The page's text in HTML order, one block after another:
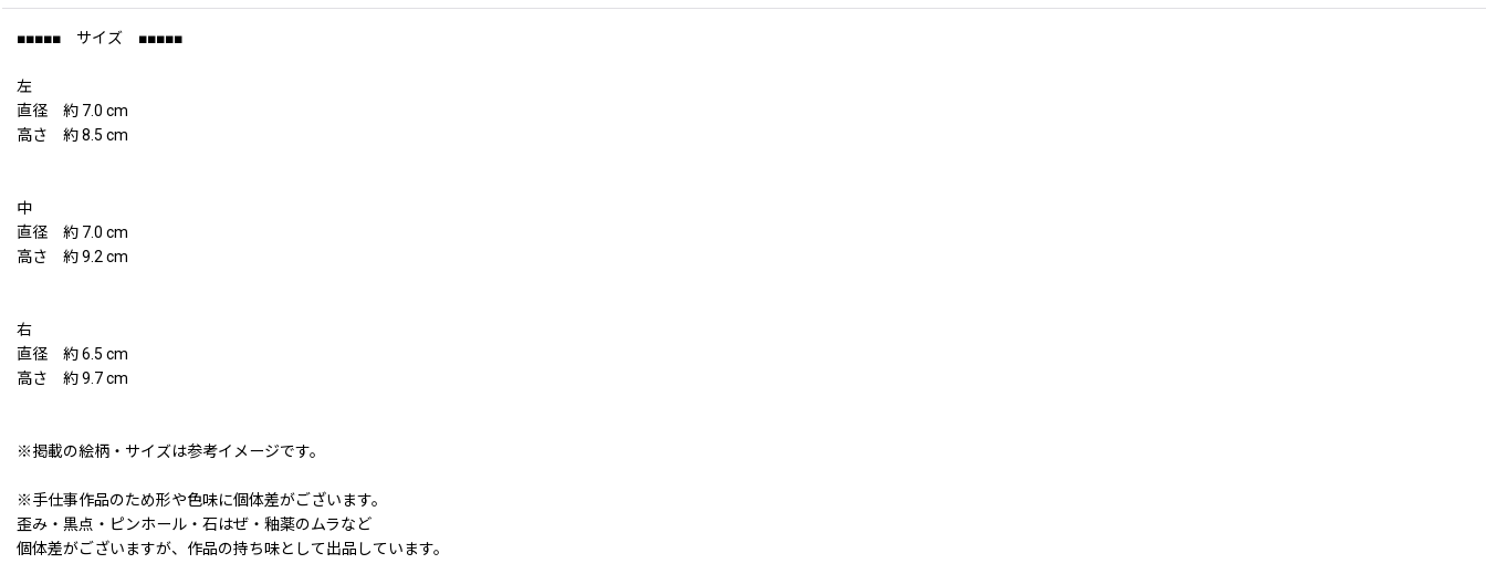
■■■■■ サイズ ■■■■■
左
直径 約 7.0 cm
高さ 約 8.5 cm
中
直径 約 7.0 cm
高さ 約 9.2 cm
右
直径 約 6.5 cm
高さ 約 9.7 cm
※掲載の絵柄・サイズは参考イメージです。
※手仕事作品のため形や色味に個体差がございます。
歪み・黒点・ピンホール・石はぜ・釉薬のムラなど
個体差がございますが、作品の持ち味として出品しています。